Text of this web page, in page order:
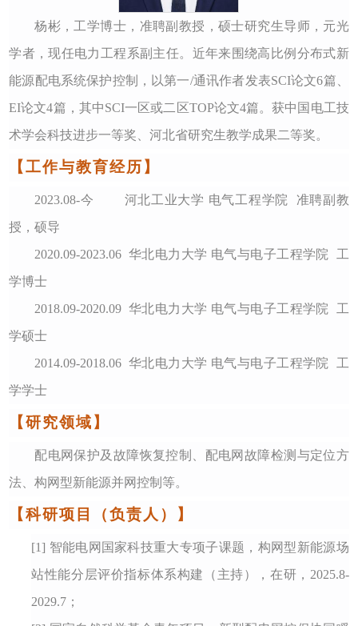
杨彬，工学博士，准聘副教授，硕士研究生导师，元光
学者，现任电力工程系副主任。近年来围绕高比例分布式新
能源配电系统保护控制，以第一/通讯作者发表SCI论文6篇、
EI论文4篇，其中SCI一区或二区TOP论文4篇。获中国电工技
术学会科技进步一等奖、河北省研究生教学成果二等奖。
【工作与教育经历】
2023.08-今 河北工业大学 电气工程学院 准聘副教
授，硕导
2020.09-2023.06 华北电力大学 电气与电子工程学院 工
学博士
2018.09-2020.09 华北电力大学 电气与电子工程学院 工
学硕士
2014.09-2018.06 华北电力大学 电气与电子工程学院 工
学学士
【研究领域】
配电网保护及故障恢复控制、配电网故障检测与定位方
法、构网型新能源并网控制等。
【科研项目 （负责人） 】
[1] 智能电网国家科技重大专项子课题，构网型新能源场
站性能分层评价指标体系构建（ 主持），在研， 2025.8-
2029.7；